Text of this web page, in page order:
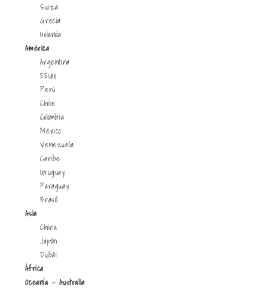
Suiza
Grecia
Holanda
América
Argentina
EEUU
Perú
Chile
Colombia
México
Venezuela
Caribe
Uruguay
Paraguay
Brasil
Asia
China
Japón
Dubái
África
Oceanía - Australia